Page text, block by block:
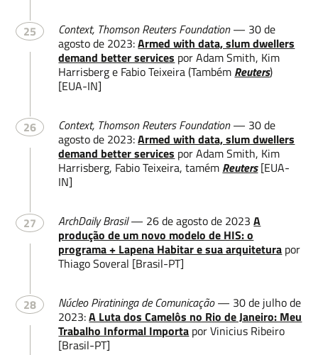
25 Context, Thomson Reuters Foundation— 30 de
agosto de 2023:Armed with data, slum dwellers
demand better services por Adam Smith, Kim
Harrisberg e Fabio Teixeira (Também Reuters)
[EUA-IN]
26 Context, Thomson Reuters Foundation— 30 de
agosto de 2023:Armed with data, slum dwellers
demand better services por Adam Smith, Kim
Harrisberg, Fabio Teixeira, tamém Reuters[EUA-
IN]
27 ArchDaily Brasil— 26 de agosto de 2023A
produção de um novo modelo de HIS: o
programa + Lapena Habitar e sua arquitetura por
Thiago Soveral [Brasil-PT]
28 Núcleo Piratininga de Comunicação— 30 de julho de
2023:A Luta dos Camelôs no Rio de Janeiro: Meu
Trabalho Informal Importa por Vinicius Ribeiro
[Brasil-PT]